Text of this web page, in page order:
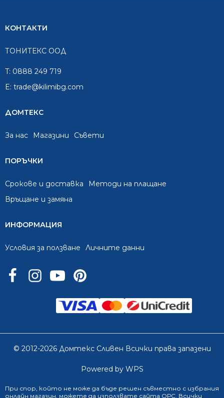
КОНТАКТИ
ТОНИТЕКС ООД
T: 0888 249 719
E: trade@kilimibg.com
ДОМТЕКС
За нас Mагазини Съвети
ПОРЪЧКИ
Срокове и доставка
Методи на плащане
Връщане и замяна
ИНФОРМАЦИЯ
Условия за ползване Личните данни
© 2012-2026 Домтекс Сливен Всички права запазени
Powered by WPS
При спор, който не може да бъде решен съвместно с избрания
онлайн магазин, можете да използвате сайта ОРС. Всички